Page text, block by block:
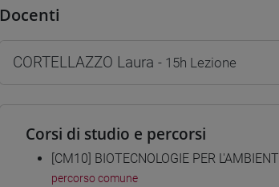
Docenti
CORTELLAZZO Laura - 15h Lezione
Corsi di studio e percorsi
[CM10] BIOTECNOLOGIE PER
percorso comune